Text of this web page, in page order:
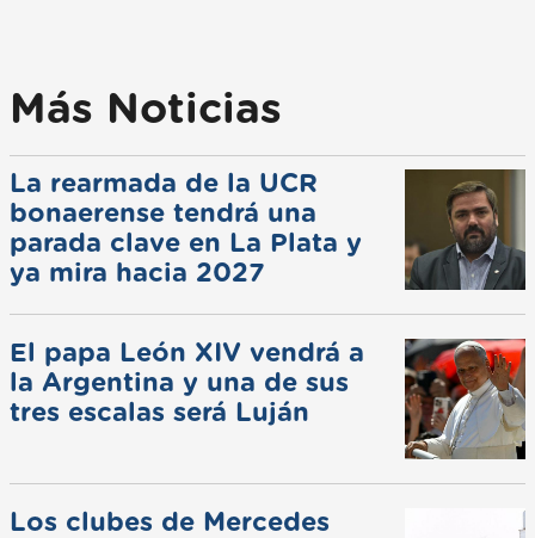
Más Noticias
La rearmada de la UCR
bonaerense tendrá una
parada clave en La Plata y
ya mira hacia 2027
El papa León XIV vendrá a
la Argentina y una de sus
tres escalas será Luján
Los clubes de Mercedes